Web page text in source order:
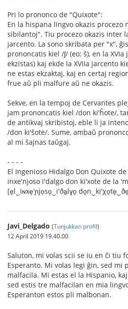
Pri lo prononco de "Quixote":
En la hispana lingvo okazis procezo
sibilantoj". Tiu procezo okazis inter
jarcento. La sono skribata per "x",
prononcatis kiel /ʃ/ (eo: ŝ), en la
ekzistas) kaj ekde la XVIIa jarcento
ne estas ekzaktaj, kaj en certaj
frue aŭ pli malfure aŭ ne okazis.
Sekve, en la tempoj de Cervantes
jam prononcatis kiel /don ki'ĥote/,
de antikvaj skribistoj, eble li ja
/don ki'ŝote/. Sume, ambaŭ
al mi ŝajnas taŭgaj.
- - - -
El Ingenioso Hidalgo Don Quixote
inxe'njoso i'dalgo don ki'xote de la
[e̞l‿iɴxe̞'ɲjo̞so̞‿i'ða̠lɣo̞
Javi_Delgado (Tunjukkan profil)
12 April 2019 19.40.00
Saluton, mi volas scii se iu en ĉi tiu
Esperanto. Mi volas legi ĝin, sed mi
malfacila. Mi estas el la Hispanio,
sed estis tre malfacilan en mia
Esperanton estos pli malbonan.